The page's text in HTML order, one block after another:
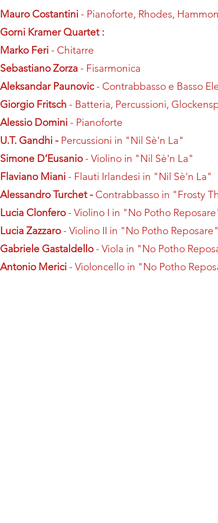
Mauro Costantini - Pianoforte, Rhodes,
Gorni Kramer Quartet :
Marko Feri - Chitarre
Sebastiano Zorza - Fisarmonica
Aleksandar Paunovic- Contrabbasso e Basso
Giorgio Fritsch - Batteria, Percussioni,
Alessio Domini - Pianoforte
U.T. Gandhi - Percussioni in "Nil Sè'n La"
Simone D’Eusanio - Violino in "Nil Sè'n La"
Flaviano Miani - Flauti Irlandesi in "Nil Sè'n La"
Alessandro Turchet - Contrabbasso in "Frosty
Lucia Clonfero - Violino I in "No Potho
Lucia Zazzaro - Violino II in "No Potho
​Gabriele Gastaldello- Viola in "No Potho
Antonio Merici - Violoncello in "No Potho